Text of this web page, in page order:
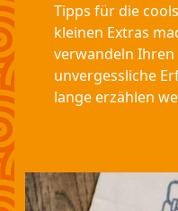
Tipps für die
kleinen Extras
verwandeln
unvergessliche
lange erzählen